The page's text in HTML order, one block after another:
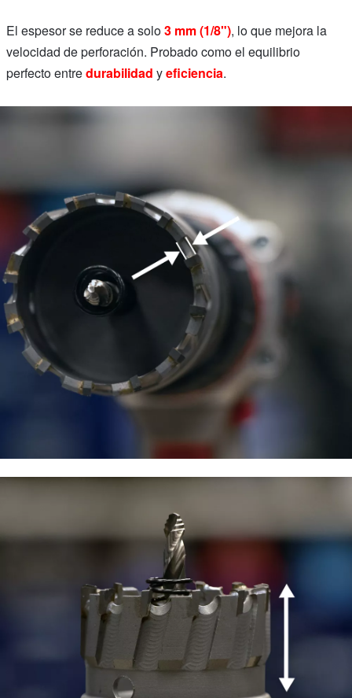
El espesor se reduce a solo3 mm (1/8"), lo que mejora la
velocidad de perforación. Probado como el equilibrio
perfecto entredurabilidad yeficiencia.